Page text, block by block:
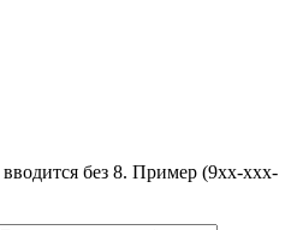
без 8. Пример (9хх-ххх-